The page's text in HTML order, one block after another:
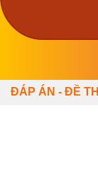
ĐÁP ÁN - ĐỀ THI